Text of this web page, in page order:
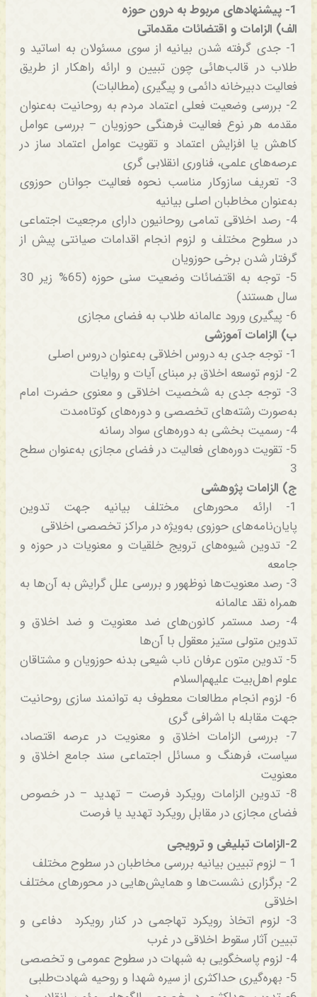
1- پیشنهادهای مربوط به درون حوزه
الف) الزامات و اقتضائات مقدماتی
1- جدی گرفته شدن بیانیه از سوی مسئولان به اساتید و
طلاب در قالب‌هائی چون تبیین و ارائه راهکار از طریق
فعالیت دبیرخانه دائمی و پیگیری (مطالبات)
2- بررسی وضعیت فعلی اعتماد مردم به روحانیت به‌عنوان
مقدمه هر نوع فعالیت فرهنگی حوزویان – بررسی عوامل
کاهش یا افزایش اعتماد و تقویت عوامل اعتماد ساز در
عرصه‌های علمی، فناوری انقلابی گری
3- تعریف سازوکار مناسب نحوه فعالیت جوانان حوزوی
به‌عنوان مخاطبان اصلی بیانیه
4- رصد اخلاقی تمامی روحانیون دارای مرجعیت اجتماعی
در سطوح مختلف و لزوم انجام اقدامات صیانتی پیش از
گرفتار شدن برخی حوزویان
5- توجه به اقتضائات وضعیت سنی حوزه (65% زیر 30
سال هستند)
6- پیگیری ورود عالمانه طلاب به فضای مجازی
ب) الزامات آموزشی
1- توجه جدی به دروس اخلاقی به‌عنوان دروس اصلی
2- لزوم توسعه اخلاق بر مبنای آیات و روایات
3- توجه جدی به شخصیت اخلاقی و معنوی حضرت امام
به‌صورت رشته‌های تخصصی و دوره‌های کوتاه‌مدت
4- رسمیت بخشی به دوره‌های سواد رسانه
5- تقویت دوره‌های فعالیت در فضای مجازی به‌عنوان سطح
3
ج) الزامات پژوهشی
1- ارائه محورهای مختلف بیانیه جهت تدوین
پایان‌نامه‌های حوزوی به‌ویژه در مراکز تخصصی اخلاقی
2- تدوین شیوه‌های ترویج خلقیات و معنویات در حوزه و
جامعه
3- رصد معنویت‌ها نوظهور و بررسی علل گرایش به آن‌ها به
همراه نقد عالمانه
4- رصد مستمر کانون‌های ضد معنویت و ضد اخلاق و
تدوین متولی ستیز معقول با آن‌ها
5- تدوین متون عرفان ناب شیعی بدنه حوزویان و مشتاقان
علوم اهل‌بیت علیهم‌السلام
6- لزوم انجام مطالعات معطوف به توانمند سازی روحانیت
جهت مقابله با اشرافی گری
7- بررسی الزامات اخلاق و معنویت در عرصه اقتصاد،
سیاست، فرهنگ و مسائل اجتماعی سند جامع اخلاق و
معنویت
8- تدوین الزامات رویکرد فرصت – تهدید – در خصوص
فضای مجازی در مقابل رویکرد تهدید یا فرصت
2-الزامات تبلیغی و ترویجی
1 – لزوم تبیین بیانیه بررسی مخاطبان در سطوح مختلف
2- برگزاری نشست‌ها و همایش‌هایی در محورهای مختلف
اخلاقی
3- لزوم اتخاذ رویکرد تهاجمی در کنار رویکرد دفاعی و
تبیین آثار سقوط اخلاقی در غرب
4- لزوم پاسخگویی به شبهات در سطوح عمومی و تخصصی
5- بهره‌گیری حداکثری از سیره شهدا و روحیه شهادت‌طلبی